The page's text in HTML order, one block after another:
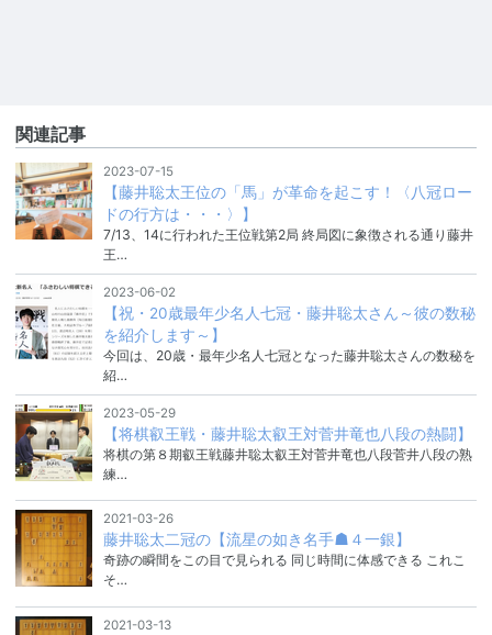
関連記事
2023-07-15
【藤井聡太王位の「馬」が革命を起こす！〈八冠ロー
ドの行方は・・・〉】
7/13、14に行われた王位戦第2局 終局図に象徴される通り藤井
王…
2023-06-02
【祝・20歳最年少名人七冠・藤井聡太さん～彼の数秘
を紹介します～】
今回は、20歳・最年少名人七冠となった藤井聡太さんの数秘を
紹…
2023-05-29
【将棋叡王戦・藤井聡太叡王対菅井竜也八段の熱闘】
将棋の第８期叡王戦藤井聡太叡王対菅井竜也八段菅井八段の熟
練…
2021-03-26
藤井聡太二冠の【流星の如き名手☗４一銀】
奇跡の瞬間をこの目で見られる 同じ時間に体感できる これこ
そ…
2021-03-13